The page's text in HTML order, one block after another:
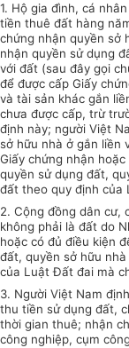
1. Hộ gia đình, cá
tiền thuê đất hàng
chứng nhận quyền sở
nhận quyền sử dụng
với đất (sau đây gọi
để được cấp Giấy
và tài sản khác gắn
chưa được cấp, trừ
định này; người Việt
sở hữu nhà ở gắn liền
Giấy chứng nhận
quyền sử dụng đất,
đất theo quy định của
2. Cộng đồng dân cư,
không phải là đất do
hoặc có đủ điều kiện
đất, quyền sở hữu
của Luật Đất đai mà
3. Người Việt Nam
thu tiền sử dụng đất,
thời gian thuê; nhận
công nghiệp, cụm